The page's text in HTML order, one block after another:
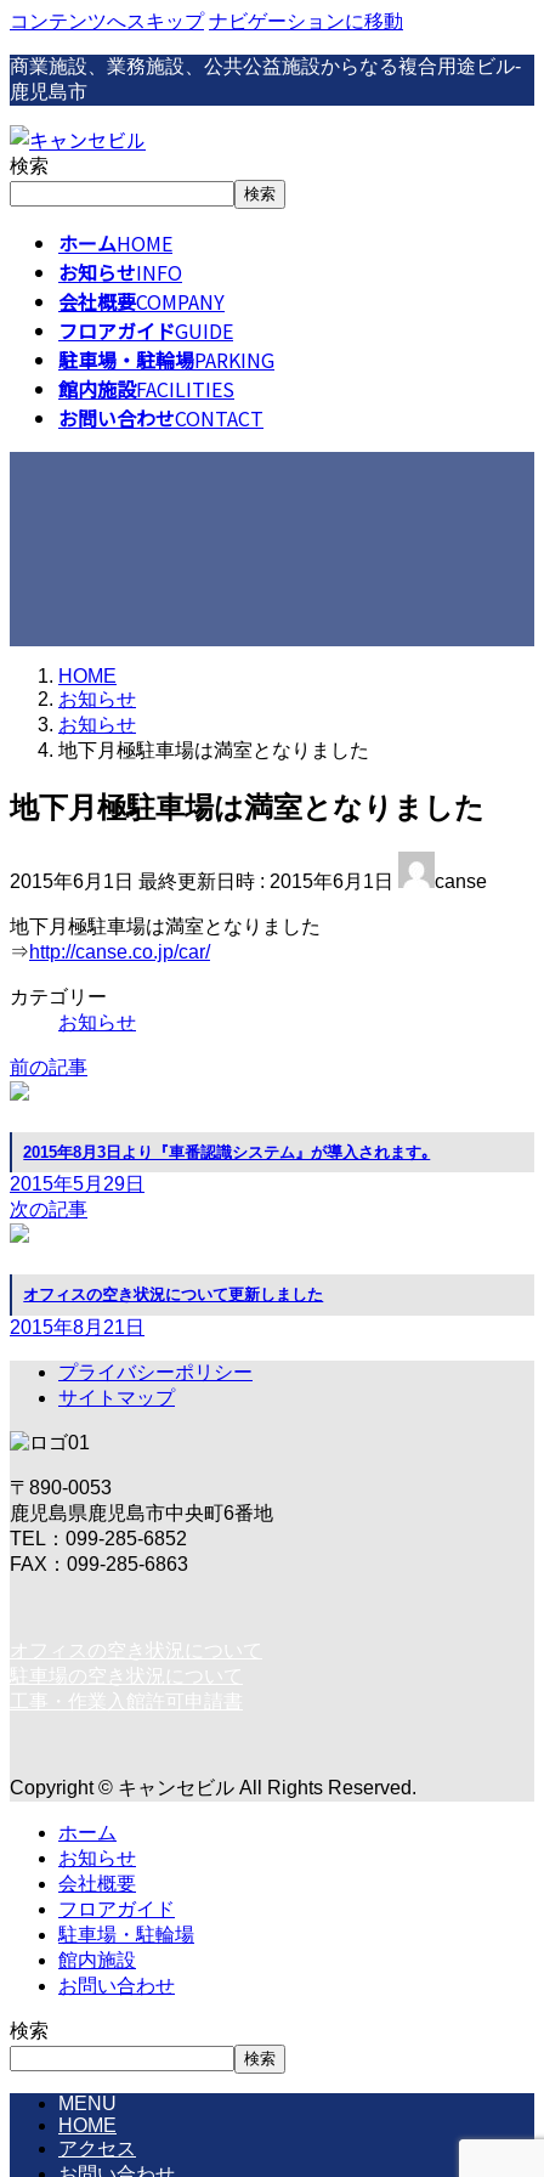
コンテンツへスキップ ナビゲーションに移動
商業施設、業務施設、公共公益施設からなる複合用途ビル-
鹿児島市
検索
検索
ホームHOME
お知らせINFO
会社概要COMPANY
フロアガイドGUIDE
駐車場・駐輪場PARKING
館内施設FACILITIES
お問い合わせCONTACT
HOME
お知らせ
お知らせ
地下月極駐車場は満室となりました
地下月極駐車場は満室となりました
2015年6月1日 最終更新日時 : 2015年6月1日 canse
地下月極駐車場は満室となりました
⇒http://canse.co.jp/car/
カテゴリー
お知らせ
前の記事
2015年8月3日より『車番認識システム』が導入されます｡
2015年5月29日
次の記事
オフィスの空き状況について更新しました
2015年8月21日
プライバシーポリシー
サイトマップ
〒890-0053
鹿児島県鹿児島市中央町6番地
TEL：099-285-6852
FAX：099-285-6863
オフィスの空き状況について
駐車場の空き状況について
工事・作業入館許可申請書
Copyright © キャンセビル All Rights Reserved.
ホーム
お知らせ
会社概要
フロアガイド
駐車場・駐輪場
館内施設
お問い合わせ
検索
検索
MENU
HOME
アクセス